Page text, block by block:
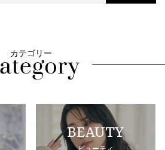
カテゴリー
BEAUTY